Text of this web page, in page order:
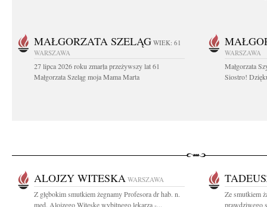
MAŁGORZATA SZELĄG WIEK: 61
WARSZAWA
27 lipca 2026 roku zmarła przeżywszy lat 61
Małgorzata Szeląg moja Mama Marta
WARSZAWA
Małgorzata
Siostro!
ALOJZY WITESKA WARSZAWA
Z głębokim smutkiem żegnamy Profesora dr hab. n.
med. Alojzego Witeskę wybitnego lekarza -...
Ze smutkiem
prawdziwego